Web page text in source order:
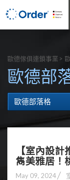
歐德傢俱連鎖事業
歐德部
歐德部落格
【室內設
雋美雅居！
May 09, 2024